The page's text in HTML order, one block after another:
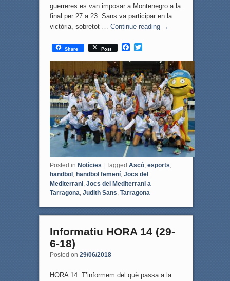
guerreres es van imposar a Montenegro a la
final per 27 a 23. Sans va participar en la
victòria, sobretot … Continue reading →
Share Post
F
c
e
b
o
o
k
T
i
t
t
e
r
Posted in Notícies Tagged Ascó, esports,
handbol , handbol femení, Jocs del
Mediterrani, Jocs del Mediterrani a
Tarragona, Judith Sans, Tarragona
Informatiu HORA 14 (29-
6-18)
Posted on 29/06/2018
HORA 14. T’informem del què passa a la